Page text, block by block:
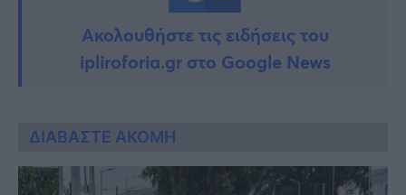
Ακολουθήστε τις ειδήσεις του
ipliroforia.gr στο Google News
ΔΙΑΒΑΣΤΕ ΑΚΟΜΗ